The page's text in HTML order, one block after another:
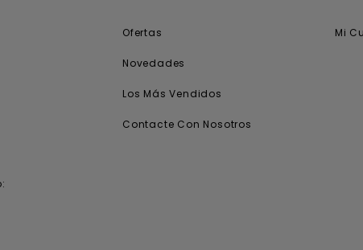
Ofertas
Novedades
Los Más Vendidos
Contacte Con Nosotros
Mi